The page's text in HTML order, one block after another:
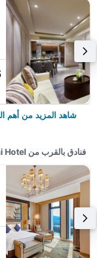
شاهد المزيد من أهم
فنادق بالقرب من Wandai Hotel